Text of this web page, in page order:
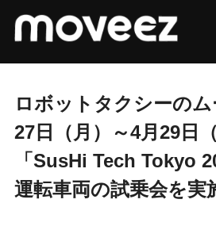
ロボットタクシーのム
27日（月）～4月29日（
「SusHi Tech Tokyo
運転車両の試乗会を実